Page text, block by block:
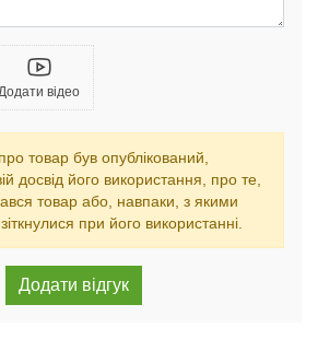
відео
товар був опублікований,
досвід його використання, про те,
товар або, навпаки, з якими
при його використанні.